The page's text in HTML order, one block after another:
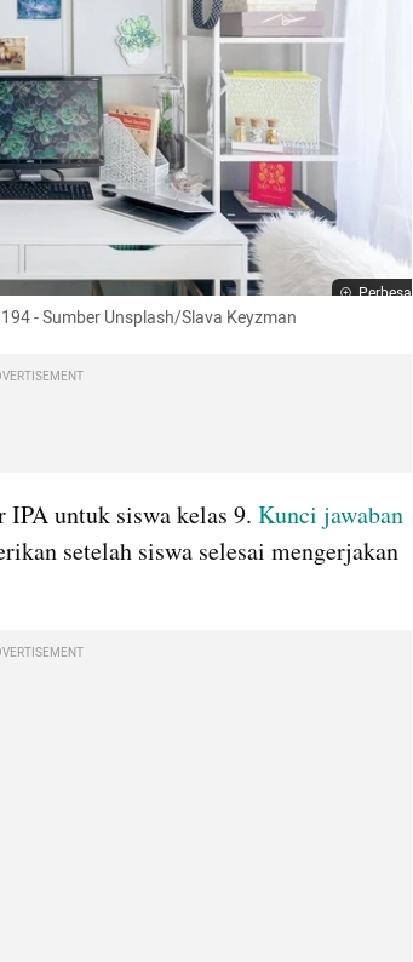
Perbesar
- Sumber Unsplash/Slava Keyzman
untuk siswa kelas 9. Kunci jawaban
setelah siswa selesai mengerjakan